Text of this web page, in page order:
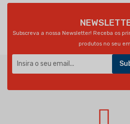
Subscreva a nossa Newsletter! Receba os
produtos no seu